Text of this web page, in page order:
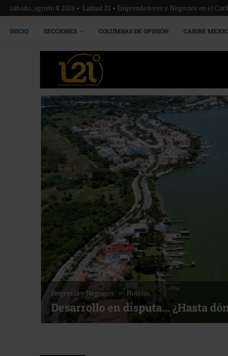
sábado, agosto 8 2026 • Latitud 21 • Emprendedores y Negocios en el
INICIO SECCIONES COLUMNAS DE OPINIÓN CARIBE
Empresas y Negocios Noticias
Desarrollo en disputa… ¿Hasta